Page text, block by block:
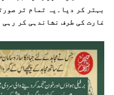
بہتر کر دیا۔یہ تمام تر
غارت کی طرف نشاندہی کر رہی